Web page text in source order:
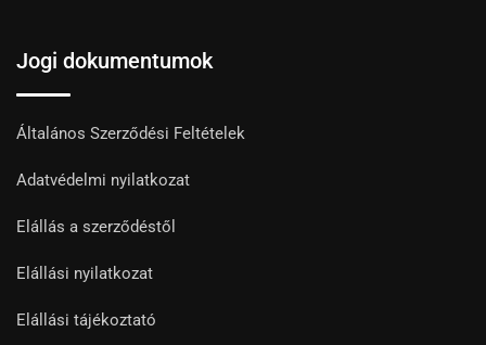
Jogi dokumentumok
Általános Szerződési Feltételek
Adatvédelmi nyilatkozat
Elállás a szerződéstől
Elállási nyilatkozat
Elállási tájékoztató